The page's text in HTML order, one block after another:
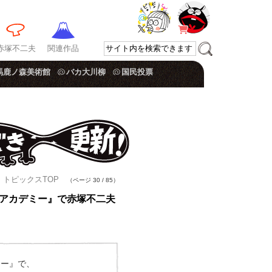
塚不二夫 関連作品
鹿ノ森美術館 バカ大川柳 国民投票
トピックスTOP （ページ 30 / 85）
カデミー』で赤塚不二夫
』で、